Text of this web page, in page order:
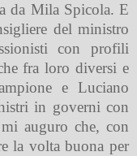
da Mila Spicola. E
del ministro
con profili
fra loro diversi e
e Luciano
in governi con
auguro che, con
la volta buona per